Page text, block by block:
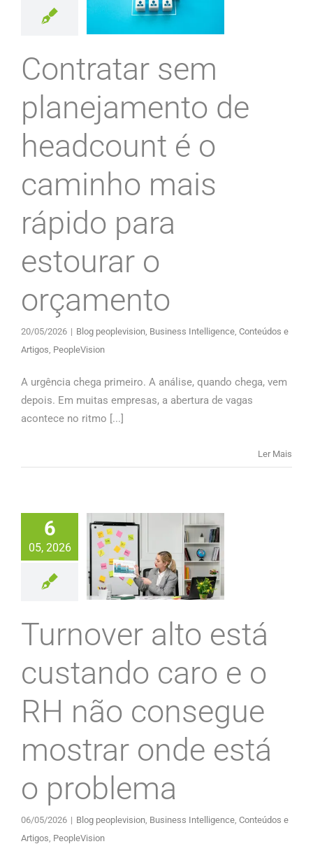
Contratar sem
planejamento de
headcount é o
caminho mais
rápido para
estourar o
orçamento
20/05/2026 | Blog peoplevision, Business Intelligence, Conteúdos e
Artigos, PeopleVision
A urgência chega primeiro. A análise, quando chega, vem
depois. Em muitas empresas, a abertura de vagas
acontece no ritmo [...]
Ler Mais
6
05, 2026
Turnover alto está
custando caro e o
RH não consegue
mostrar onde está
o problema
06/05/2026 | Blog peoplevision, Business Intelligence, Conteúdos e
Artigos, PeopleVision